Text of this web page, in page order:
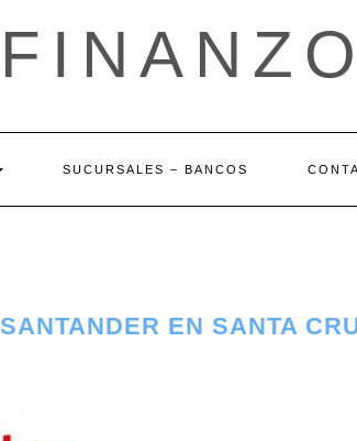
SUCURSALES – BANCOS
EN SANTA